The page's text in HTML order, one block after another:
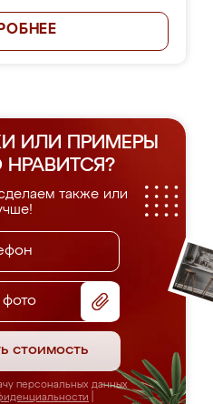
ИЛИ ПРИМЕРЫ
НРАВИТСЯ?
также или
фото
стоимость
персональных данных